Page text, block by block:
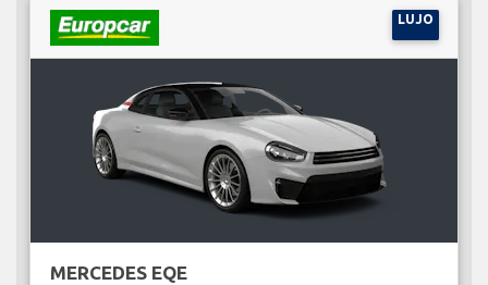
LUJO
MERCEDES EQE